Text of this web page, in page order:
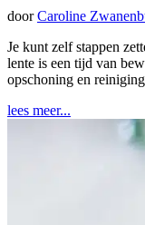
doorCaroline
Je kunt zelf stappen
lente is een tijd van
opschoning en
lees meer...